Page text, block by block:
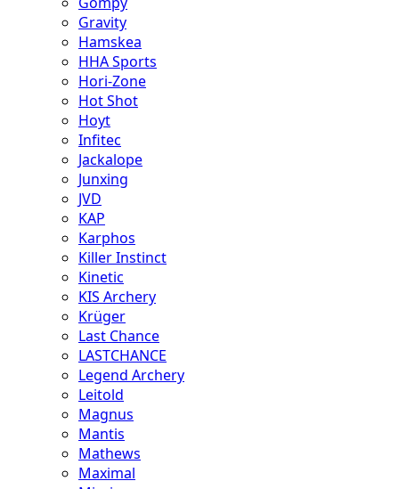
Gravity
Hamskea
HHA Sports
Hori-Zone
Hot Shot
Hoyt
Infitec
Jackalope
Junxing
JVD
KAP
Karphos
Killer Instinct
Kinetic
KIS Archery
Krüger
Last Chance
LASTCHANCE
Legend Archery
Leitold
Magnus
Mantis
Mathews
Maximal